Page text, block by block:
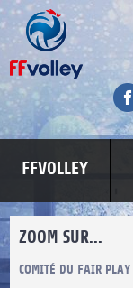
FFVOLLEY
ZOOM SUR...
COMITÉ DU FAIR PLAY